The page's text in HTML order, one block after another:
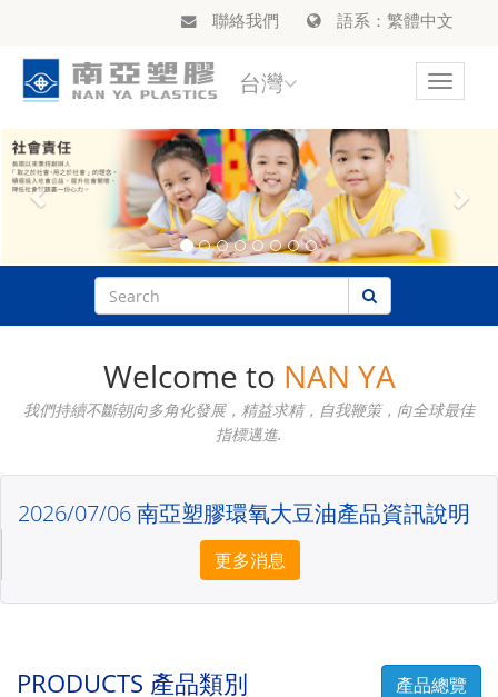
聯絡我們 語系：繁體中文
Toggle
台灣
Welcome to NAN YA
我們持續不斷朝向多角化發展，精益求精，自我鞭策，向全球最佳
指標邁進.
2026/07/06 南亞塑膠環氧大豆油產品資訊說明
更多消息
PRODUCTS 產品類別 產品總覽